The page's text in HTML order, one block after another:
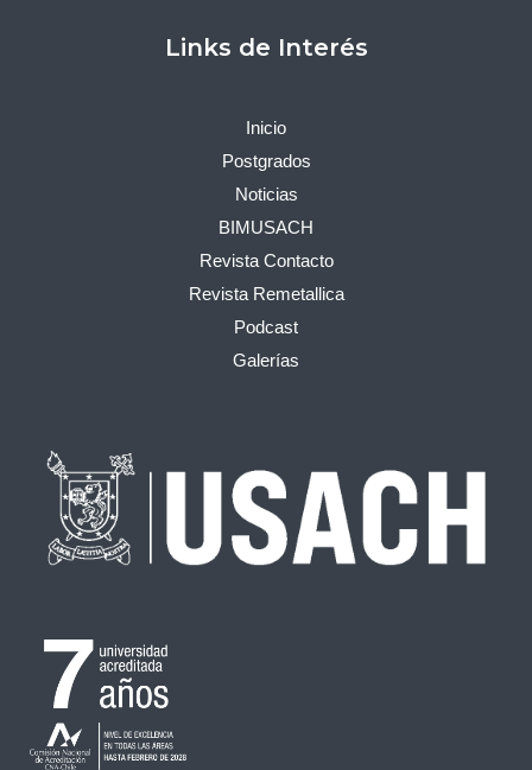
Links de Interés
Inicio
Postgrados
Noticias
BIMUSACH
Revista Contacto
Revista Remetallica
Podcast
Galerías